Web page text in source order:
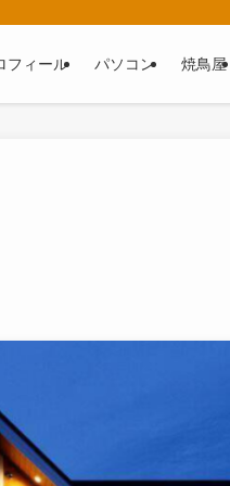
フィール パソコン 焼鳥屋